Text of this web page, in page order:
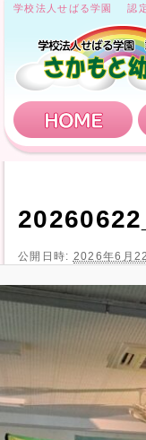
学校法人せばる学園 認
公開日時: 2026年6月